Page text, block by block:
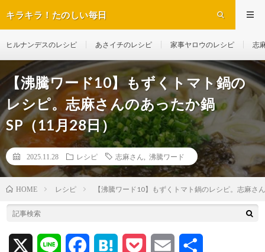
キラキラ！たのしい毎日
ヒルナンデスのレシピ あさイチのレシピ 家事ヤロウのレシピ 志
【沸騰ワード10】もずくトマト鍋の
レシピ。志麻さんのあったか鍋
SP（11月28日）
2025.11.28 レシピ 志麻さん 沸騰ワード
HOME レシピ 【沸騰ワード10】もずくトマト鍋のレシピ。志麻さ